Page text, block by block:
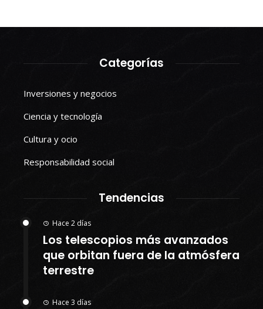
Categorías
Inversiones y negocios
Ciencia y tecnología
Cultura y ocio
Responsabilidad social
Tendencias
Hace 2 días
Los telescopios más avanzados
que orbitan fuera de la atmósfera
terrestre
Hace 3 días